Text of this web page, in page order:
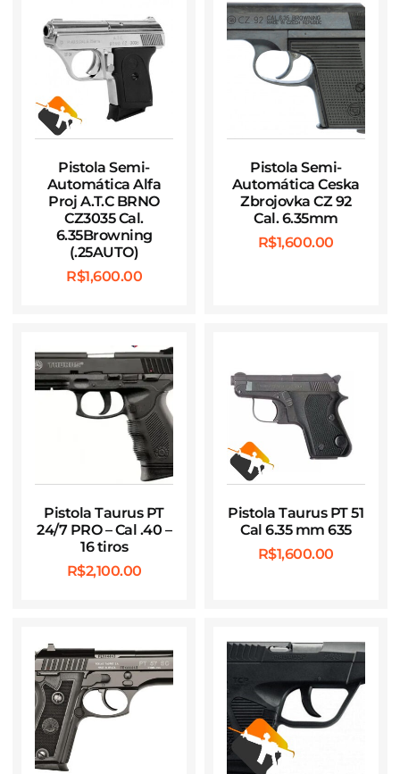
Pistola Semi-
Automática Alfa
Proj A.T.C BRNO
CZ3035 Cal.
6.35Browning
(.25AUTO)
R$1,600.00
Pistola Semi-
Automática Ceska
Zbrojovka CZ 92
Cal. 6.35mm
R$1,600.00
Pistola Taurus PT
24/7 PRO – Cal .40 –
16 tiros
R$2,100.00
Pistola Taurus PT 51
Cal 6.35 mm 635
R$1,600.00